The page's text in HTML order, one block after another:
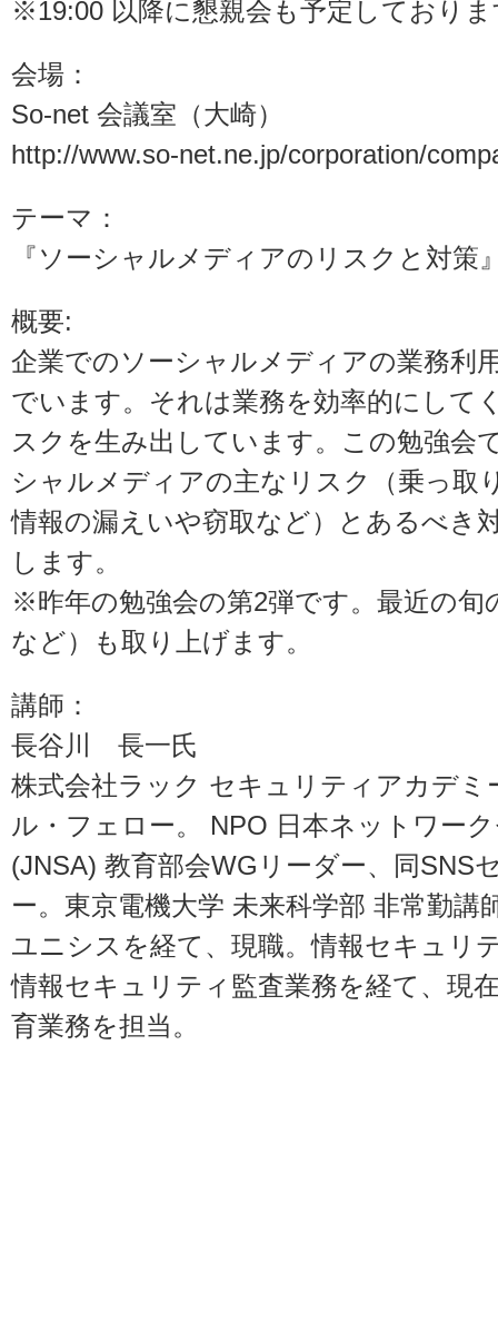
※19:00 以降に懇親会も予定しており
会場：
So-net 会議室（大崎）
http://www.so-net.ne.jp/corporation/
テーマ：
『ソーシャルメディアのリスクと対策
概要:
企業でのソーシャルメディアの業務利
でいます。それは業務を効率的にして
スクを生み出しています。この勉強会
シャルメディアの主なリスク（乗っ取
情報の漏えいや窃取など）とあるべき
します。
※昨年の勉強会の第2弾です。最近の旬
など）も取り上げます。
講師：
長谷川 長一氏
株式会社ラック セキュリティアカデ
ル・フェロー。 NPO 日本ネットワー
(JNSA) 教育部会WGリーダー、同SNS
ー。東京電機大学 未来科学部 非常勤講
ユニシスを経て、現職。情報セキュリ
情報セキュリティ監査業務を経て、現
育業務を担当。